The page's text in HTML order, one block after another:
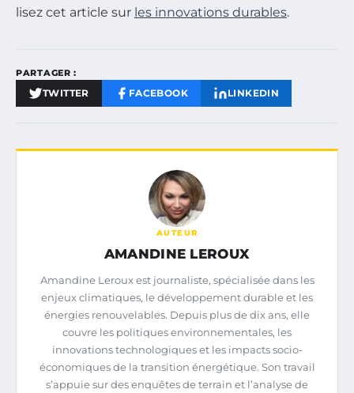
lisez cet article sur les innovations durables.
PARTAGER :
TWITTER FACEBOOK LINKEDIN
AUTEUR
AMANDINE LEROUX
Amandine Leroux est journaliste, spécialisée dans les
enjeux climatiques, le développement durable et les
énergies renouvelables. Depuis plus de dix ans, elle
couvre les politiques environnementales, les
innovations technologiques et les impacts socio-
économiques de la transition énergétique. Son travail
s’appuie sur des enquêtes de terrain et l’analyse de